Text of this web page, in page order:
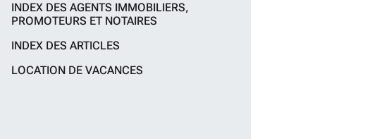
INDEX DES AGENTS IMMOBILIERS,
PROMOTEURS ET NOTAIRES
INDEX DES ARTICLES
LOCATION DE VACANCES